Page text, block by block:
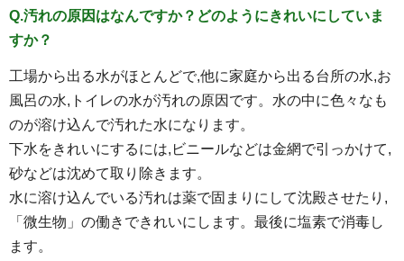
Q.汚れの原因はなんですか？どのようにきれいにしていま
すか？
工場から出る水がほとんどで,他に家庭から出る台所の水,お
風呂の水,トイレの水が汚れの原因です。水の中に色々なも
のが溶け込んで汚れた水になります。
下水をきれいにするには,ビニールなどは金網で引っかけて,
砂などは沈めて取り除きます。
水に溶け込んでいる汚れは薬で固まりにして沈殿させたり,
「微生物」の働きできれいにします。最後に塩素で消毒し
ます。